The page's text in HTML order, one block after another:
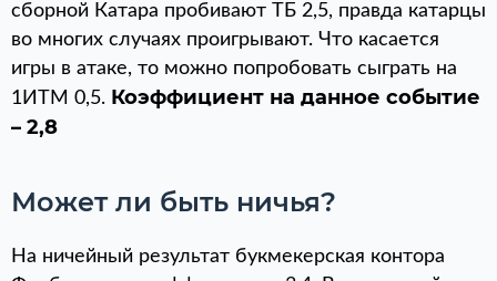
сборной Катара пробивают ТБ 2,5, правда катарцы
во многих случаях проигрывают. Что касается
игры в атаке, то можно попробовать сыграть на
1ИТМ 0,5. Коэффициент на данное событие
– 2,8
Может ли быть ничья?
На ничейный результат букмекерская контора